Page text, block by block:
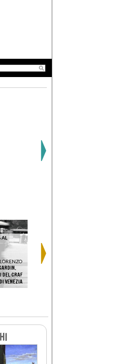
AL
DEL CRAF
VENEZIA
DAL 25/03/2017 AL
25/03/2017
SAN GIMIGNANO
CHIESA DI SAN LORENZO